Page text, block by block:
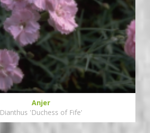
Anjer
Dianthus 'Duchess of Fife'